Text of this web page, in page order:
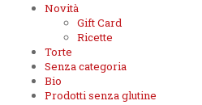
Novità
Gift Card
Ricette
Torte
Senza categoria
Bio
Prodotti senza glutine